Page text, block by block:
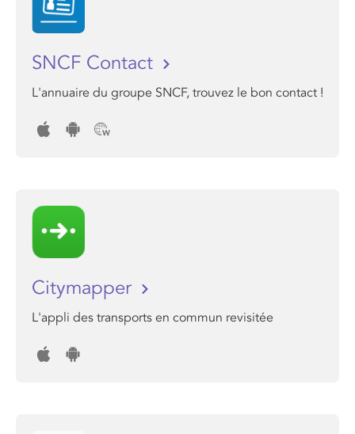
SNCF Contact
L'annuaire du groupe SNCF, trouvez le bon contact !
Citymapper
L'appli des transports en commun revisitée